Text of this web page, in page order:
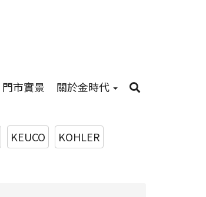
門市實景 關於金時代
KEUCO
KOHLER